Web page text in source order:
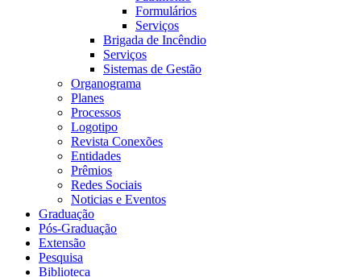
Formulários
Serviços
Brigada de Incêndio
Serviços
Sistemas de Gestão
Organograma
Planes
Processos
Logotipo
Revista Conexões
Entidades
Prêmios
Redes Sociais
Noticias e Eventos
Graduação
Pós-Graduação
Extensão
Pesquisa
Biblioteca